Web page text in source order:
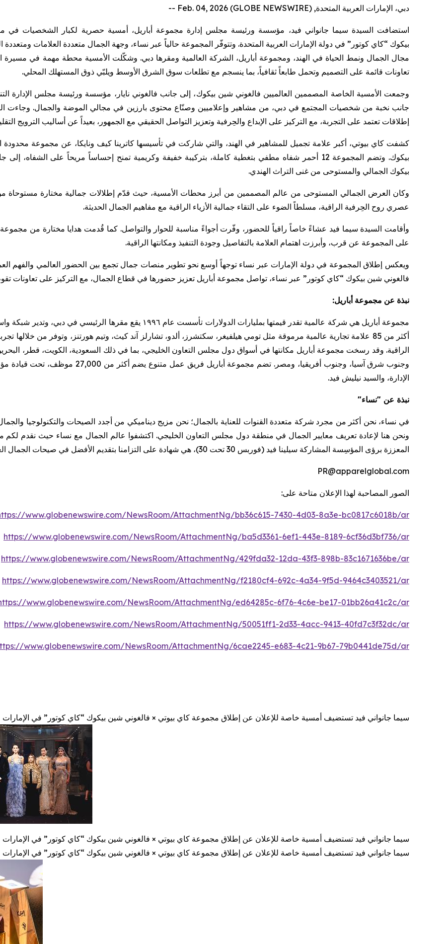
دبي، الإمارات العربية المتحدة, Feb. 04, 2026 (GLOBE NEWSWIRE) --
استضافت السيدة سيما جانواني فيد، مؤسسة ورئيسة مجلس إدارة مجموعة أباريل، أمسية حصرية لكبار الشخصيات في
بيكوك “كاي كوتور ” في دولة الإمارات العربية المتحدة. وتتوفّر المجموعة حالياً عبر نساء، وجهة الجمال متعددة العلامات ومتعددة
مجال الجمال ونمط الحياة في الهند، ومجموعة أباريل، الشركة العالمية ومقرها دبي. وشكّلت الأمسية محطة مهمة في مسيرة
تعاونات قائمة على التصميم وتحمل طابعاً ثقافياً، بما ينسجم مع تطلعات سوق الشرق الأوسط ويلبّي ذوق المستهلك المحلي.
وجمعت الأمسية الخاصة المصممين العالميين فالغوني شين بيكوك، إلى جانب فالغوني نايار ، مؤسسة ورئيسة مجلس الإدارة
جانب نخبة من شخصيات المجتمع في دبي، من مشاهير وإعلاميين وصنّاع محتوى بارزين في مجالي الموضة والجمال. وجاءت
إطلاقات تعتمد على التجربة، مع التركيز على الإبداع والحِرفية وتعزيز التواصل الحقيقي مع الجمهور، بعيداً عن أساليب الترويج
كشفت كاي بيوتي، أكبر علامة تجميل للمشاهير في الهند، والتي شاركت في تأسيسها كاترينا كيف ونايكا، عن مجموعة محدودة
بيكوك. وتضم المجموعة 12 أحمر شفاه مطفي بتغطية كاملة، بتركيبة خفيفة وكريمية تمنح إحساساً مريحاً على الشفاه، إلى
بيكوك الجمالي والمستوحى من غنى التراث الهندي.
وكان العرض الجمالي المستوحى من عالم المصممين من أبرز محطات الأمسية، حيث قدّم إطلالات جمالية مختارة مستوحاة
عصري روح الحِرفية الراقية، مسلطاً الضوء على التقاء جمالية الأزياء الراقية مع مفاهيم الجمال الحديثة.
وأقامت السيدة سيما فيد عشاءً خاصاً راقياً للحضور، وفّرت أجواءً مناسبة للحوار والتواصل. كما قُدمت هدايا مختارة من
على المجموعة عن قرب، وأبرزت اهتمام العلامة بالتفاصيل وجودة التنفيذ ومكانتها الراقية.
ويعكس إطلاق المجموعة في دولة الإمارات عبر نساء توجهاً أوسع نحو تطوير منصات جمال تجمع بين الحضور العالمي والفهم
فالغوني شين بيكوك “كاي كوتور” عبر نساء، تواصل مجموعة أباريل تعزيز حضورها في قطاع الجمال، مع التركيز على تعاونات
نبذة عن مجموعة أباريل:
مجموعة أباريل هي شركة عالمية تقدر قيمتها بمليارات الدولارات تأسست عام يقع مقرها الرئيسي في دبي، وتدير شبكة
أكثر من علامة تجارية عالمية مرموقة مثل تومي هيلفيغر ، سكتشرز ، ألدو، تشارلز آند كيث، وتيم هورتنز ، وتوفر من خلالها
الراقية. وقد رسخت مجموعة أباريل مكانتها في أسواق دول مجلس التعاون الخليجي، بما في ذلك السعودية، الكويت، قطر،
وجنوب شرق آسيا، وجنوب أفريقيا، ومصر . تضم مجموعة أباريل فريق عمل متنوع يضم أكثر من موظف، تحت قيادة
الإدارة، والسيد نيليش فيد.
نبذة عن "نساء"
في نساء، نحن أكثر من مجرد شركة متعددة القنوات للعناية بالجمال؛ نحن مزيج ديناميكي من أجدد الصيحات والتكنولوجيا
ونحن هنا لإعادة تعريف معايير الجمال في منطقة دول مجلس التعاون الخليجي. اكتشفوا عالم الجمال مع نساء حيث نقدم لكم
المعززة برؤى المؤسِسة المشاركة سيلينا فيد (فوربس 30 تحت 30)، هي شهادة على التزامنا بتقديم الأفضل في صيحات الجمال العالمي.
PR@apparelglobal.com
الصور المصاحبة لهذا الإعلان متاحة على:
www.globenewswire.com/NewsRoom/AttachmentNg/bb36c615-7430-4d03-8a3e-bc0817c6018b/ar
https://www.globenewswire.com/NewsRoom/AttachmentNg/ba5d3361-6ef1-443e-8189-6cf36d3bf736/ar
https://www.globenewswire.com/NewsRoom/AttachmentNg/429fda32-12da-43f3-898b-83c1671636be/ar
https://www.globenewswire.com/NewsRoom/AttachmentNg/f2180cf4-692c-4a34-9f5d-9464c3403521/ar
www.globenewswire.com/NewsRoom/AttachmentNg/ed64285c-6f76-4c6e-be17-01bb26a41c2c/ar
https://www.globenewswire.com/NewsRoom/AttachmentNg/50051ff1-2d33-4acc-9413-40fd7c3f32dc/ar
www.globenewswire.com/NewsRoom/AttachmentNg/6cae2245-e683-4c21-9b67-79b0441de75d/ar
"سيما جانواني فيد تستضيف أمسية خاصة للإعلان عن إطلاق مجموعة كاي بيوتي × فالغوني شين بيكوك “كاي كوتور” في
"سيما جانواني فيد تستضيف أمسية خاصة للإعلان عن إطلاق مجموعة كاي بيوتي × فالغوني شين بيكوك “كاي كوتور” في
"سيما جانواني فيد تستضيف أمسية خاصة للإعلان عن إطلاق مجموعة كاي بيوتي × فالغوني شين بيكوك “كاي كوتور” في